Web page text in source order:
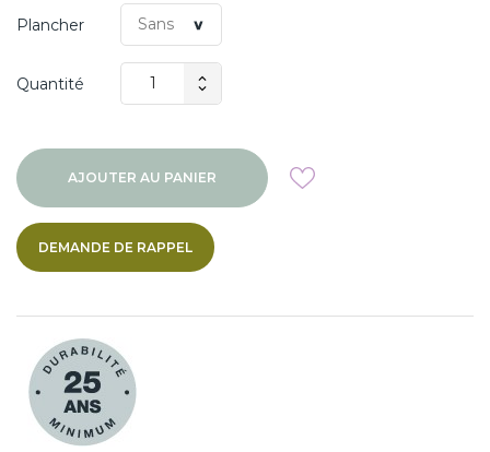
Plancher
Quantité
AJOUTER AU PANIER
DEMANDE DE RAPPEL